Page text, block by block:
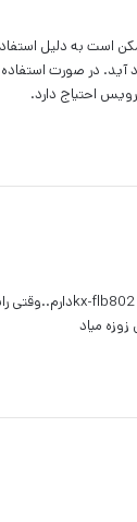
است به دلیل استفاده
در صورت استفاده
احتیاج دارد.
میاد